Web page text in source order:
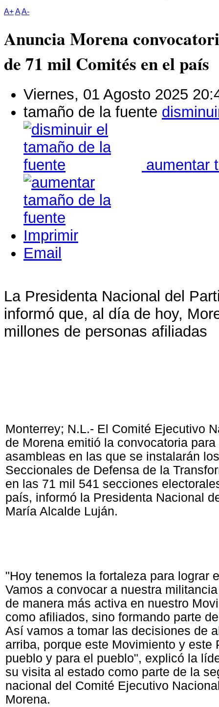
A+AA-
Anuncia Morena
de 71 mil Comités en el país
Viernes, 01 Agosto 2025
tamaño de la fuente
aumentar
Imprimir
Email
La Presidenta Nacional del
informó que, al día de hoy,
millones de personas afiliadas
Monterrey; N.L.- El Comité Ejecutivo
de Morena emitió la convocatoria
asambleas en las que se instalarán
Seccionales de Defensa de la
en las 71 mil 541 secciones
país, informó la Presidenta Nacional
María Alcalde Luján.
"Hoy tenemos la fortaleza para lograr
Vamos a convocar a nuestra
de manera más activa en nuestro
como afiliados, sino formando parte
Así vamos a tomar las decisiones de
arriba, porque este Movimiento y este
pueblo y para el pueblo", explicó la
su visita al estado como parte de la
nacional del Comité Ejecutivo
Morena.